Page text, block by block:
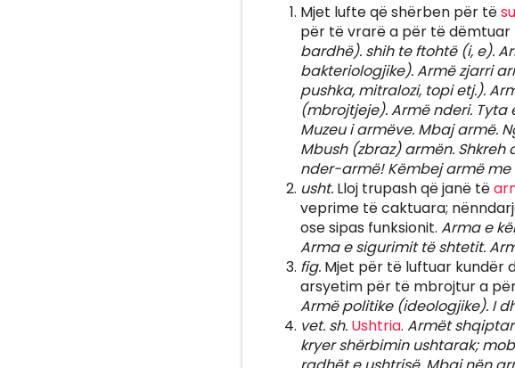
Mjet lufte që shërben për të
për të vrarë a për të dëmtuar
bardhë). shih te ftohtë (i, e).
bakteriologjike). Armë zjarri
pushka, mitralozi, topi etj.).
(mbrojtjeje). Armë nderi. Tyta
Muzeu i armëve. Mbaj armë.
Mbush (zbraz) armën.
nder-armë! Këmbej armë me
usht. Lloj trupash që janë të
veprime të caktuara;
ose sipas funksionit. Arma e
Arma e sigurimit të shtetit.
fig. Mjet për të luftuar kundër
arsyetim për të mbrojtur a
Armë politike (ideologjike). I
vet. sh. Ushtria. Armët
kryer shërbimin ushtarak;